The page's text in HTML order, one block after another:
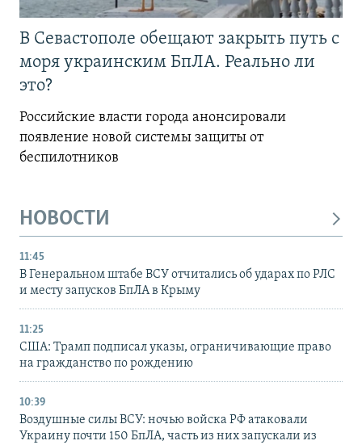
В Севастополе обещают закрыть путь с
моря украинским БпЛА. Реально ли
это?
Российские власти города анонсировали
появление новой системы защиты от
беспилотников
НОВОСТИ
11:45
В Генеральном штабе ВСУ отчитались об ударах по РЛС
и месту запусков БпЛА в Крыму
11:25
США: Трамп подписал указы, ограничивающие право
на гражданство по рождению
10:39
Воздушные силы ВСУ: ночью войска РФ атаковали
Украину почти 150 БпЛА, часть из них запускали из